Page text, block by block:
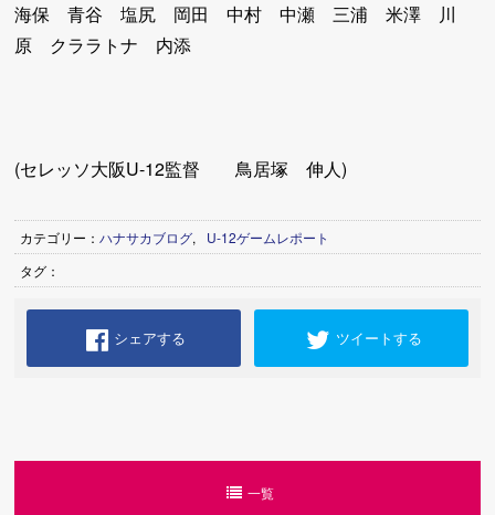
海保 青谷 塩尻 岡田 中村 中瀬 三浦 米澤 川
原 クララトナ 内添
(セレッソ大阪U-12監督 鳥居塚 伸人)
カテゴリー：ハナサカブログ,
U-12ゲームレポート
タグ：
シェアする ツイートする
一覧